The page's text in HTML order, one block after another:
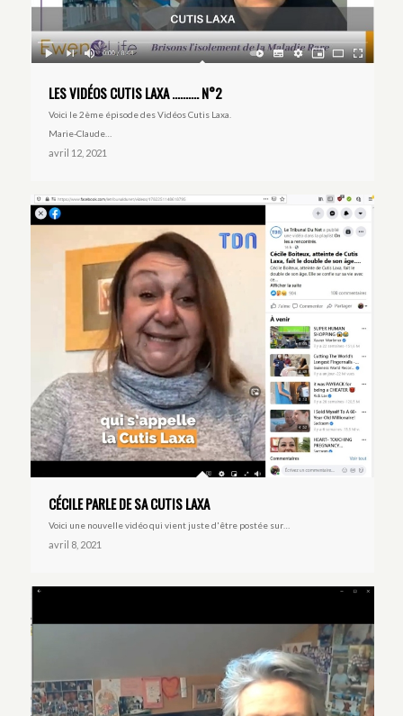
LES VIDÉOS CUTIS LAXA ………. N°2
Voici le 2ème épisode des Vidéos Cutis Laxa.
Marie-Claude…
avril 12, 2021
CÉCILE PARLE DE SA CUTIS LAXA
Voici une nouvelle vidéo qui vient juste d'être postée sur…
avril 8, 2021